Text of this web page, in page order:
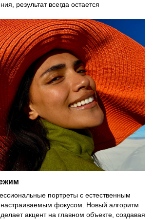
результат всегда остается
портреты с естественным
фокусом. Новый алгоритм
акцент на главном объекте, создавая